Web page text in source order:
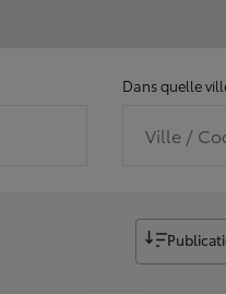
Dans quelle
Ville /